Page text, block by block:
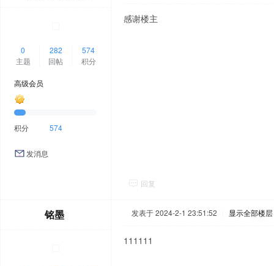
0
主题
282
回帖
574
积分
高级会员
积分 574
发消息
感谢楼主
回复
铭墨 发表于 2024-2-1 23:51:52 显示全部楼层
111111